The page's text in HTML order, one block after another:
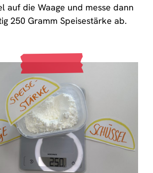
auf die Waage und messe dann
250 Gramm Speisestärke ab.